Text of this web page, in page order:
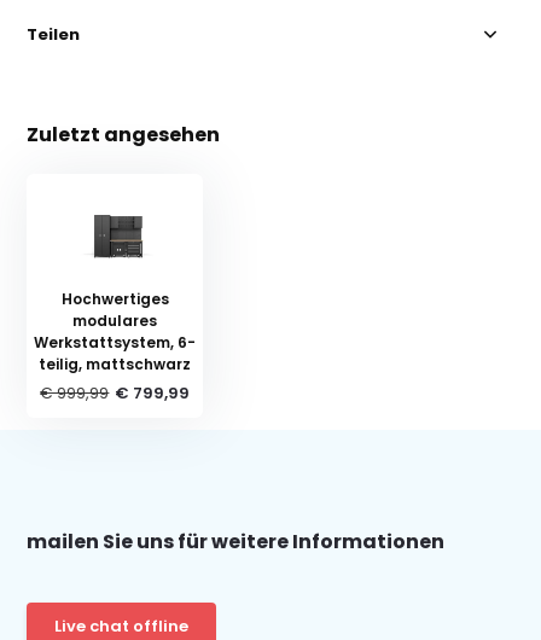
Teilen
Zuletzt angesehen
Hochwertiges
modulares
Werkstattsystem, 6-
teilig, mattschwarz
€ 999,99 € 799,99
mailen Sie uns für weitere Informationen
Live chat offline